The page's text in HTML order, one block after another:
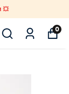
💥
0